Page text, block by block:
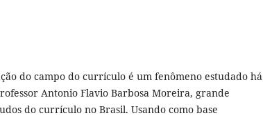
do campo do currículo é um fenômeno estudado há
Antonio Flavio Barbosa Moreira, grande
do currículo no Brasil. Usando como base